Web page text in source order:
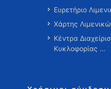
Ευρετήριο
Χάρτης
Κέντρα
Κυκλοφορίας …